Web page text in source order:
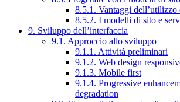
8.5.1. Vantaggi dell’utilizzo
8.5.2. I modelli di sito e
9. Sviluppo dell’interfaccia
9.1. Approccio allo sviluppo
9.1.1. Attività preliminari
9.1.2. Web design
9.1.3. Mobile first
9.1.4. Progressive
degradation